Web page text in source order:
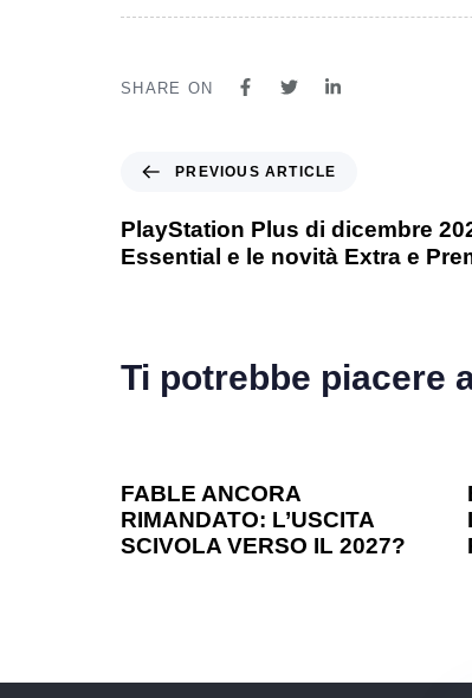
SHARE ON
PREVIOUS ARTICLE
PlayStation Plus di dicembre
Essential e le novità Extra e
Ti potrebbe piacere
FABLE ANCORA
RIMANDATO: L’USCITA
SCIVOLA VERSO IL 2027?